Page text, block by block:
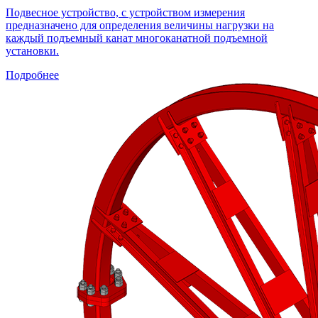
Подвесное устройство, с устройством измерения
предназначено для определения величины нагрузки на
каждый подъемный канат многоканатной подъемной
установки.
Подробнее